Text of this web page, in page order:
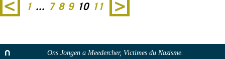
1 ... 7 8 9 10 11
Ons Jongen a Meedercher, Victimes du Nazisme.